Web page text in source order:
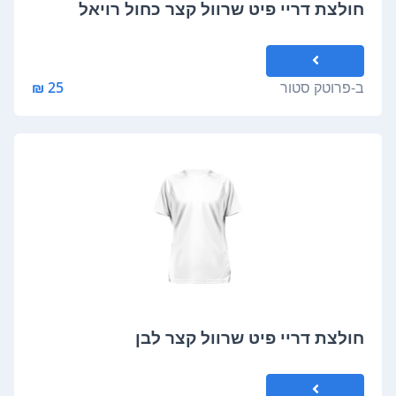
חולצת דריי פיט שרוול קצר כחול רויאל
ב-פרוטק סטור 25 ₪
חולצת דריי פיט שרוול קצר לבן